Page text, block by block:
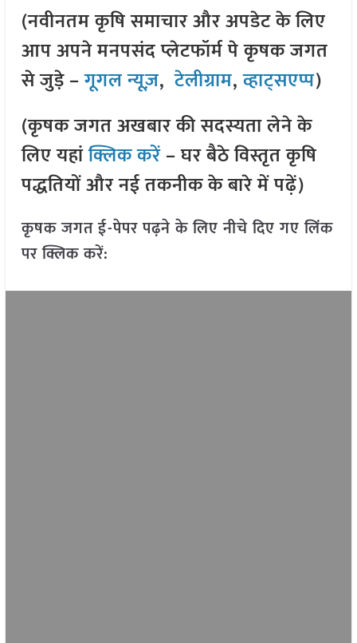
(नवीनतम कृषि समाचार और अपडेट के लिए
आप अपने मनपसंद प्लेटफॉर्म पे कृषक जगत
से जुड़े –गूगल न्यूज़,टेलीग्राम,व्हाट्सएप्प)
(कृषक जगत अखबार की सदस्यता लेने के
लिए यहांक्लिक करें– घर बैठे विस्तृत कृषि
पद्धतियों और नई तकनीक के बारे में पढ़ें)
कृषक जगत ई-पेपर पढ़ने के लिए नीचे दिए गए लिंक
पर क्लिक करें: